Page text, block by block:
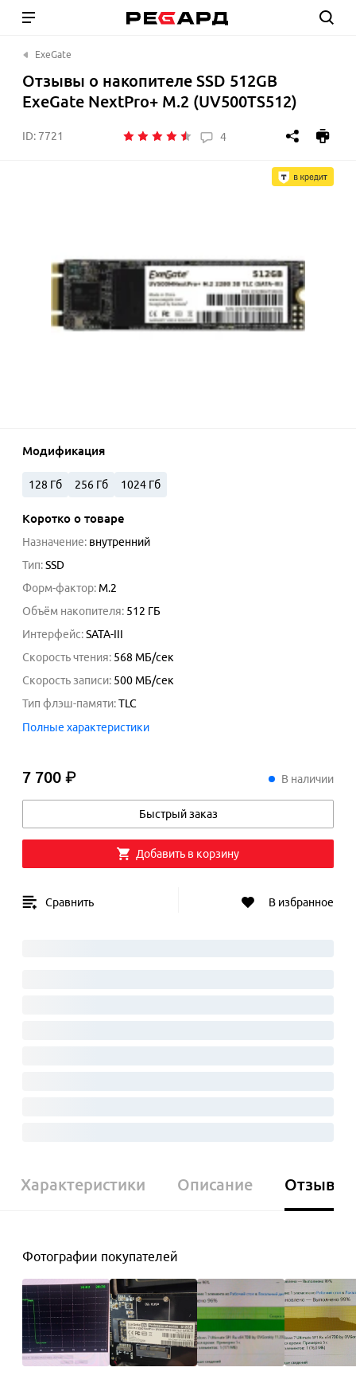
ExeGate
Отзывы о накопителе SSD 512GB
ExeGate NextPro+ M.2 (UV500TS512)
ID: 7721 4
Модификация
128 Гб 256 Гб 1024 Гб
Коротко о товаре
Назначение: внутренний
Тип:SSD
Форм-фактор: M.2
Объём накопителя: 512 ГБ
Интерфейс:SATA-III
Скорость чтения: 568 МБ/сек
Скорость записи: 500 МБ/сек
Тип флэш-памяти:TLC
Полные характеристики
7 700 ₽7 700 ₽ В наличии
Быстрый заказ
Добавить в корзину
Сравнить В избранное
Характеристики Описание Отзывы
Фотографии покупателей